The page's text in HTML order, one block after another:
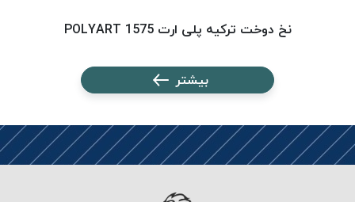
نسوز
Aramid
&
Aramid
نخ دوخت ترکیه پلی ارت 1575 POLYART
بیشتر